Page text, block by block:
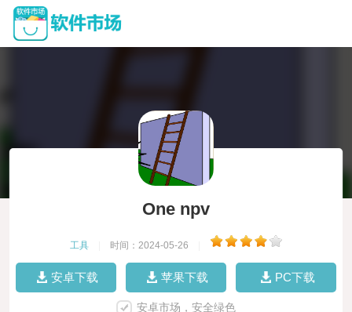
One npv
工具 时间：2024-05-26
安卓下载 苹果下载 PC下载
安卓市场，安全绿色